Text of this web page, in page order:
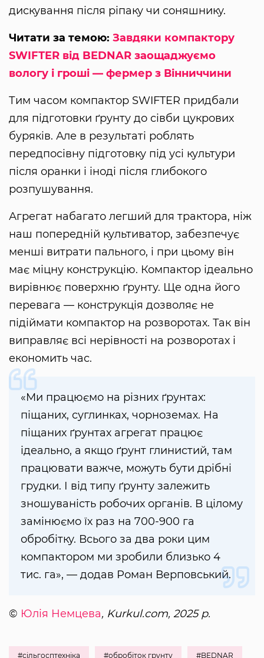
дискування після ріпаку чи соняшнику.
Читати за темою: Завдяки компактору
SWIFTER від BEDNAR заощаджуємо
вологу і гроші — фермер з Вінниччини
Тим часом компактор SWIFTER придбали
для підготовки ґрунту до сівби цукрових
буряків. Але в результаті роблять
передпосівну підготовку під усі культури
після оранки і іноді після глибокого
розпушування.
Агрегат набагато легший для трактора, ніж
наш попередній культиватор, забезпечує
менші витрати пального, і при цьому він
має міцну конструкцію. Компактор ідеально
вирівнює поверхню ґрунту. Ще одна його
перевага — конструкція дозволяє не
підіймати компактор на розворотах. Так він
виправляє всі нерівності на розворотах і
економить час.
«Ми працюємо на різних ґрунтах:
піщаних, суглинках, чорноземах. На
піщаних ґрунтах агрегат працює
ідеально, а якщо ґрунт глинистий, там
працювати важче, можуть бути дрібні
грудки. І від типу ґрунту залежить
зношуваність робочих органів. В цілому
замінюємо їх раз на 700-900 га
обробітку. Всього за два роки цим
компактором ми зробили близько 4
тис. га», — додав Роман Верповський.
© Юлія Немцева, Kurkul.com, 2025 р.
#сільгосптехніка #обробіток грунту #BEDNAR